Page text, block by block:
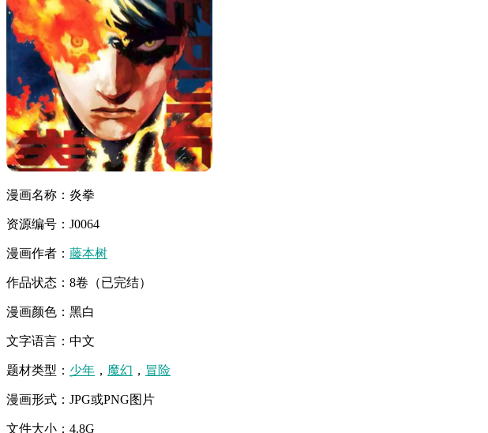
漫画名称：炎拳
资源编号：J0064
漫画作者： 藤本树
作品状态：8卷（已完结）
漫画颜色：黑白
文字语言：中文
题材类型： 少年 ， 魔幻 ， 冒险
漫画形式：JPG或PNG图片
文件大小：4.8G